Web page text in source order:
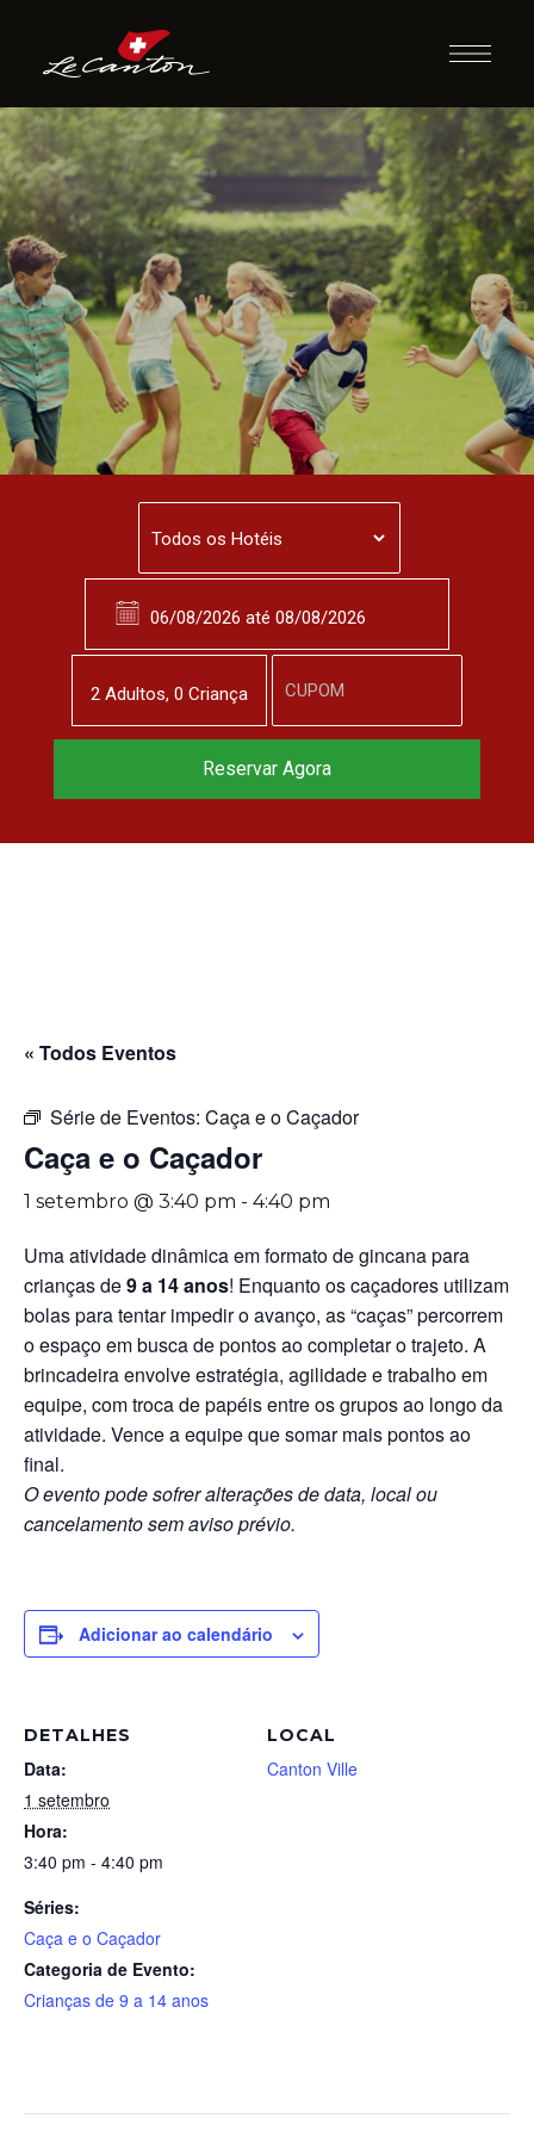
Caça e o Caçador
« Todos Eventos
Série de Eventos: Caça e o Caçador
Caça e o Caçador
1 setembro @ 3:40 pm - 4:40 pm
Uma atividade dinâmica em formato de gincana para
crianças de9 a 14 anos! Enquanto os caçadores utilizam
bolas para tentar impedir o avanço, as “caças” percorrem
o espaço em busca de pontos ao completar o trajeto. A
brincadeira envolve estratégia, agilidade e trabalho em
equipe, com troca de papéis entre os grupos ao longo da
atividade. Vence a equipe que somar mais pontos ao
final.
O evento pode sofrer alterações de data, local ou
cancelamento sem aviso prévio.
Adicionar ao calendário
DETALHES
Data:
1 setembro
Hora:
3:40 pm - 4:40 pm
Séries:
Caça e o Caçador
Categoria de Evento:
Crianças de 9 a 14 anos
LOCAL
Canton Ville
2 Adultos, 0 Criança
Reservar Agora